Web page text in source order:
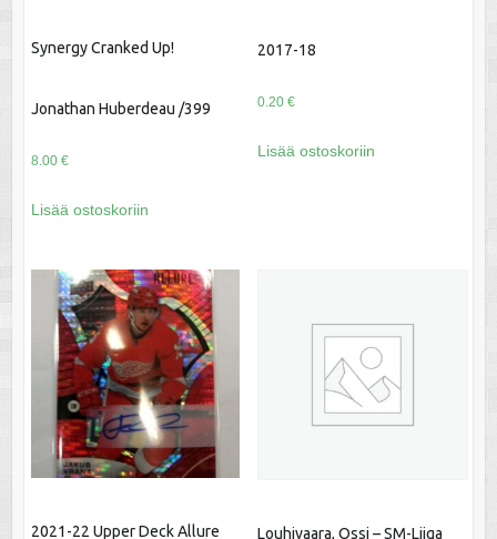
Synergy Cranked Up!
Jonathan Huberdeau /399
8.00 €
Lisää ostoskoriin
2017-18
0.20 €
Lisää ostoskoriin
2021-22 Upper Deck Allure Louhivaara, Ossi – SM-Liiga